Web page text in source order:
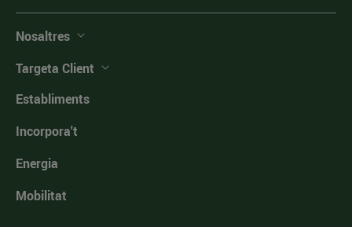
Nosaltres
Targeta Client
Establiments
Incorpora't
Energia
Mobilitat